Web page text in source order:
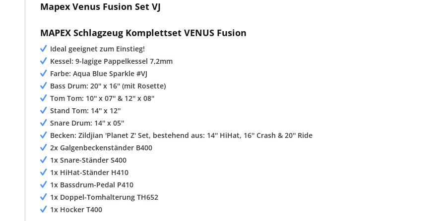
Mapex Venus Fusion Set VJ
MAPEX Schlagzeug Komplettset VENUS Fusion
Ideal geeignet zum Einstieg!
Kessel: 9-lagige Pappelkessel 7,2mm
Farbe: Aqua Blue Sparkle #VJ
Bass Drum: 20'' x 16'' (mit Rosette)
Tom Tom: 10'' x 07'' & 12'' x 08''
Stand Tom: 14'' x 12''
Snare Drum: 14'' x 05''
Becken: Zildjian 'Planet Z' Set, bestehend aus: 14'' HiHat, 16'' Crash & 20'' Ride
2x Galgenbeckenständer B400
1x Snare-Ständer S400
1x HiHat-Ständer H410
1x Bassdrum-Pedal P410
1x Doppel-Tomhalterung TH652
1x Hocker T400